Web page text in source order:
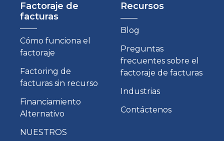
Factoraje de
facturas
Cómo funciona el
factoraje
Factoring de
facturas sin recurso
Financiamiento
Alternativo
NUESTROS
Recursos
Blog
Preguntas
frecuentes sobre el
factoraje de facturas
Industrias
Contáctenos